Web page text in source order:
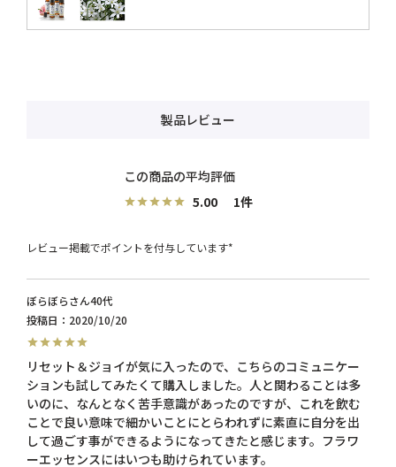
製品レビュー
5.00 1
レビュー掲載でポイントを付与しています*
ぼらぼら
40代
投稿日
2020/10/20
リセット＆ジョイが気に入ったので、こちらのコミュニケー
ションも試してみたくて購入しました。人と関わることは多
いのに、なんとなく苦手意識があったのですが、これを飲む
ことで良い意味で細かいことにとらわれずに素直に自分を出
して過ごす事ができるようになってきたと感じます。フラワ
ーエッセンスにはいつも助けられています。